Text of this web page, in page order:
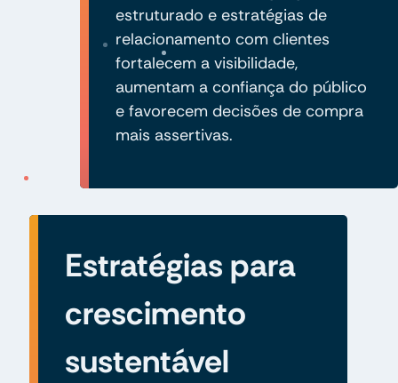
estruturado e estratégias de
relacionamento com clientes
fortalecem a visibilidade,
aumentam a confiança do público
e favorecem decisões de compra
mais assertivas.
Estratégias para
crescimento
sustentável